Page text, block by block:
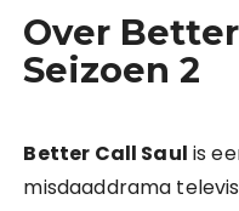
Over
Seizoen 2
Better Call Saul is
misdaaddrama